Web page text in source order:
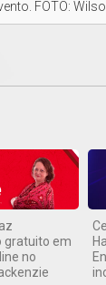
FOTO:
gratuito em
no